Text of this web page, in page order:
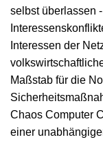
selbst überlassen
Interessen der
Maßstab für die
Chaos Computer
einer